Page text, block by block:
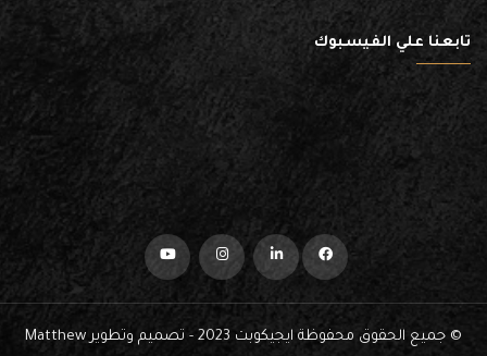
تابعنا علي الفيسبوك
© جميع الحقوق محفوظة ايجيكوبت 2023 - تصميم وتطوير Matthew